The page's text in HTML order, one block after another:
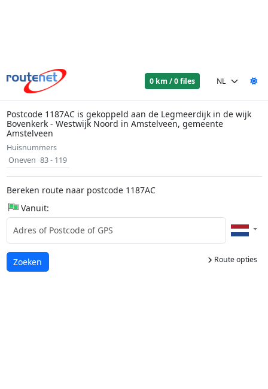
0 km / 0 files
Postcode 1187AC is gekoppeld aan de Legmeerdijk in de wijk
Bovenkerk - Westwijk Noord in Amstelveen, gemeente
Amstelveen
Huisnummers
Oneven 83 - 119
Bereken route naar postcode 1187AC
Vanuit:
Route opties
Laden...
Zoeken